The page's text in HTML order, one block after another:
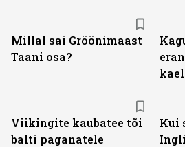
Millal sai Gröönimaast
Taani osa?
Viikingite kaubatee tõi
balti paganatele
Kui